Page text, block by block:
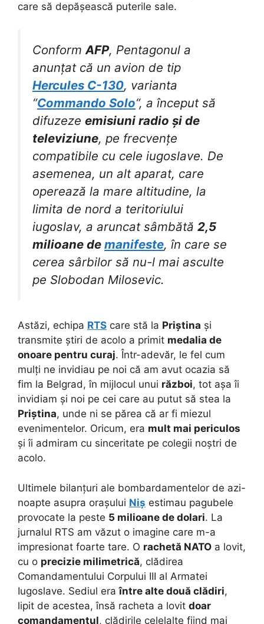
care să depășească puterile sale.
Conform AFP, Pentagonul a
anunțat că un avion de tip
Hercules C-130, varianta
“Commando Solo“, a început să
difuzeze emisiuni radio și de
televiziune, pe frecvențe
compatibile cu cele iugoslave. De
asemenea, un alt aparat, care
operează la mare altitudine, la
limita de nord a teritoriului
iugoslav, a aruncat sâmbătă 2,5
milioane de manifeste, în care se
cerea sârbilor să nu-l mai asculte
pe Slobodan Milosevic.
Astăzi, echipa RTS care stă la Priștina și
transmite știri de acolo a primit medalia de
onoare pentru curaj. Într-adevăr, le fel cum
mulți ne invidiau pe noi că am avut ocazia să
fim la Belgrad, în mijlocul unui război, tot așa îi
invidiam și noi pe cei care au putut să stea la
Priștina, unde ni se părea că ar fi miezul
evenimentelor. Oricum, era mult mai periculos
și îi admiram cu sinceritate pe colegii noștri de
acolo.
Ultimele bilanțuri ale bombardamentelor de azi-
noapte asupra orașului Niș estimau pagubele
provocate la peste 5 milioane de dolari. La
jurnalul RTS am văzut o imagine care m-a
impresionat foarte tare. O rachetă NATO a lovit,
cu o precizie milimetrică, clădirea
Comandamentului Corpului III al Armatei
Iugoslave. Sediul eraîntre alte două clădiri,
lipit de acestea, însă racheta a lovit doar
comandamentul, clădirile celelalte fiind mai